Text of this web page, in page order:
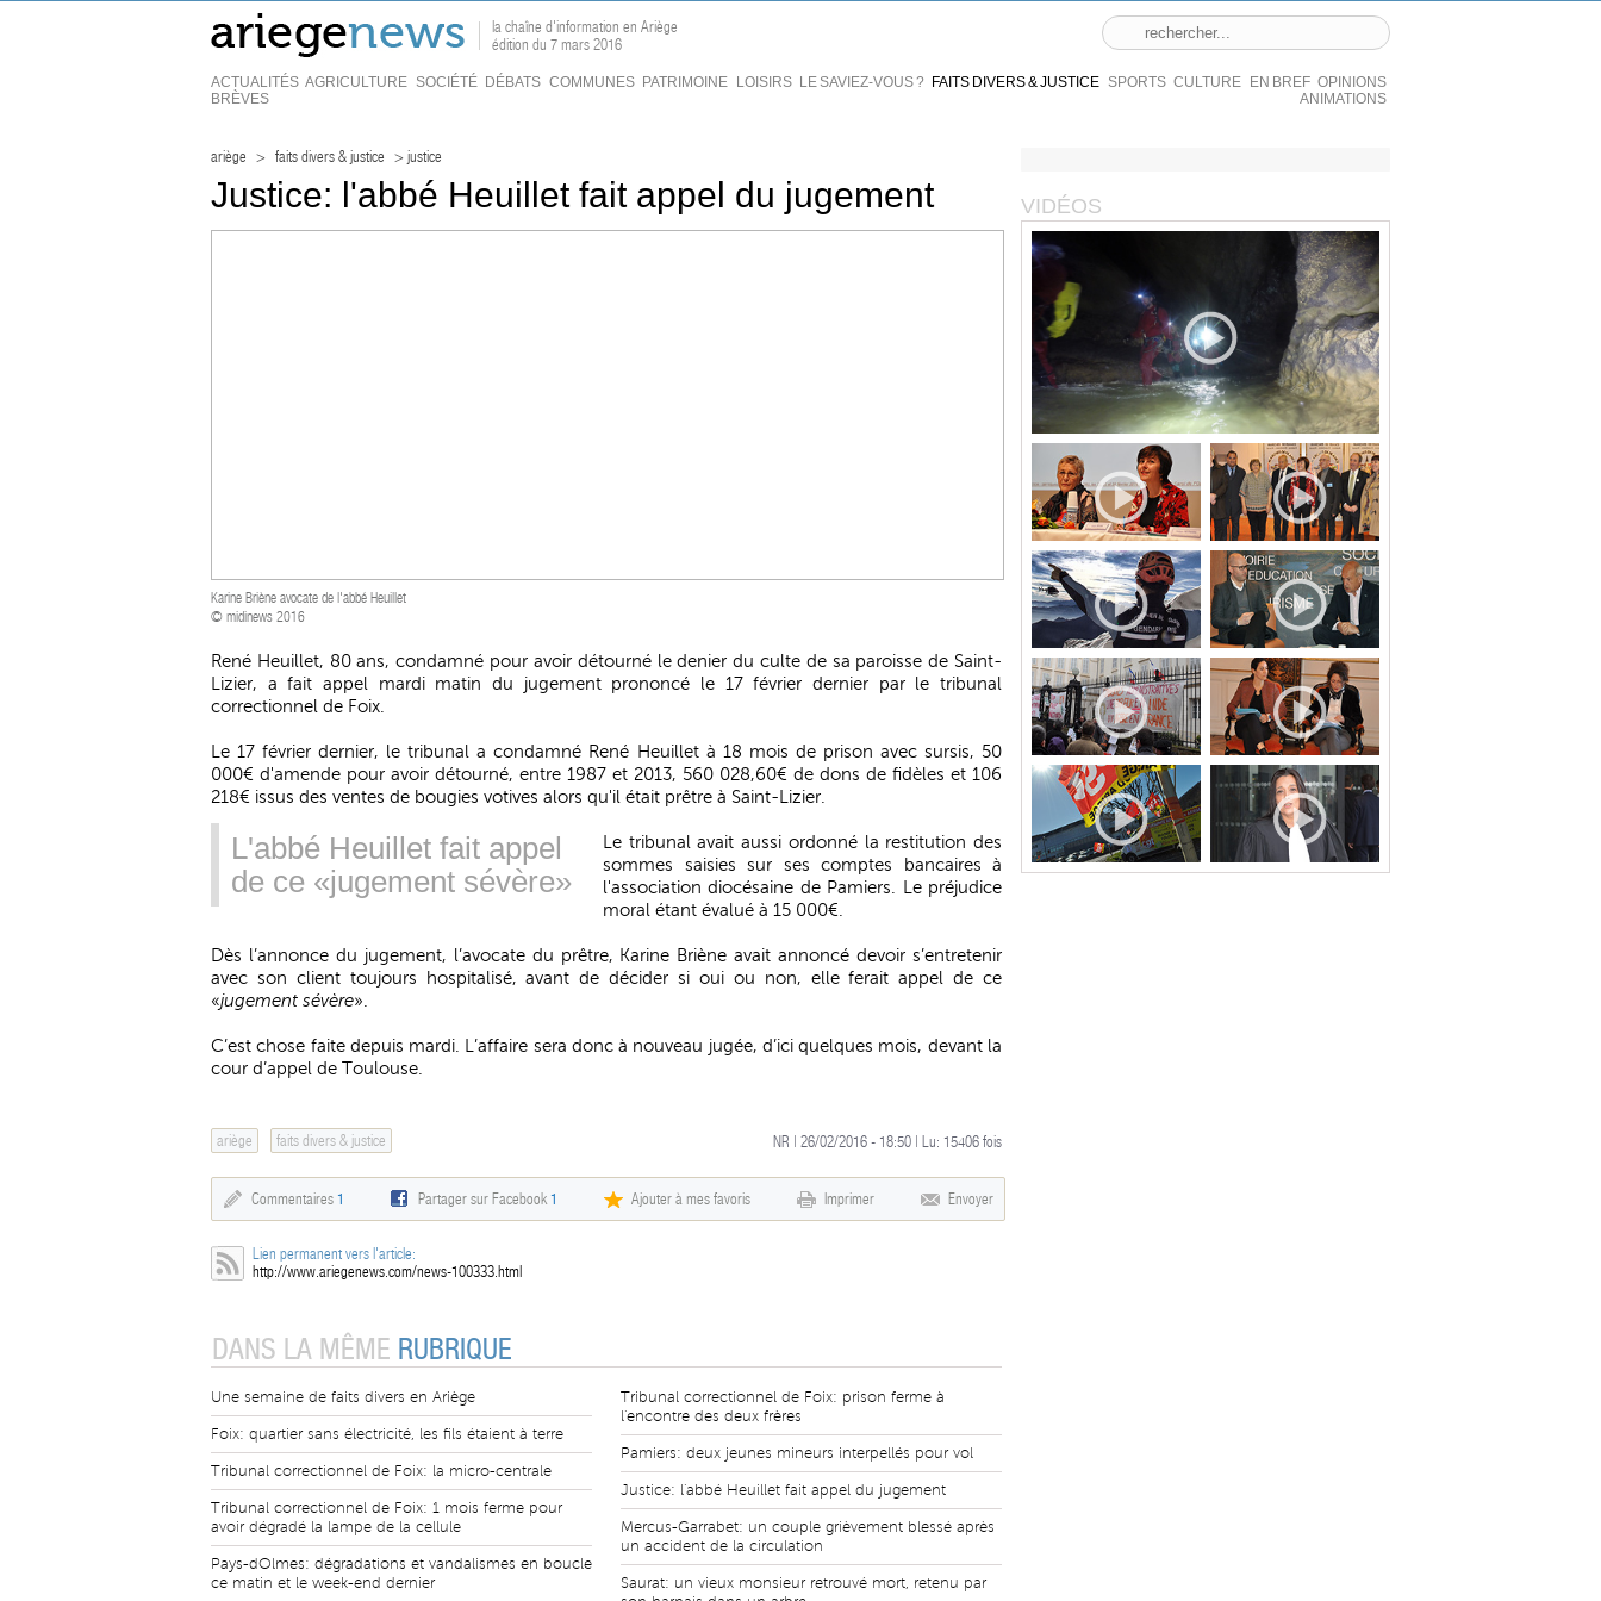
la chaîne d'information en Ariège
édition du 7 mars 2016
ACTUALITÉS AGRICULTURE SOCIÉTÉ DÉBATS COMMUNES PATRIMOINE LOISIRS LE SAVIEZ-VOUS ? FAITS DIVERS & JUSTICE SPORTS CULTURE EN BREF OPINIONS
BRÈVES
ANIMATIONS
ariège > faits divers & justice > justice
Justice: l'abbé Heuillet fait appel du jugement
Karine Briène avocate de l'abbé Heuillet
© midinews 2016
René Heuillet, 80 ans, condamné pour avoir détourné le denier du culte de sa paroisse de Saint-
Lizier, a fait appel mardi matin du jugement prononcé le 17 février dernier par le tribunal
correctionnel de Foix.
Le 17 février dernier, le tribunal a condamné René Heuillet à 18 mois de prison avec sursis, 50
000€ d'amende pour avoir détourné, entre 1987 et 2013, 560 028,60€ de dons de fidèles et 106
218€ issus des ventes de bougies votives alors qu'il était prêtre à Saint-Lizier.
L'abbé Heuillet fait appel
de ce «jugement sévère»
Le tribunal avait aussi ordonné la restitution des
sommes saisies sur ses comptes bancaires à
l'association diocésaine de Pamiers. Le préjudice
moral étant évalué à 15 000€.
Dès l’annonce du jugement, l’avocate du prêtre, Karine Briène avait annoncé devoir s’entretenir
avec son client toujours hospitalisé, avant de décider si oui ou non, elle ferait appel de ce
«jugement sévère».
C’est chose faite depuis mardi. L’affaire sera donc à nouveau jugée, d’ici quelques mois, devant la
cour d’appel de Toulouse.
ariège faits divers & justice NR | 26/02/2016 - 18:50 | Lu: 15406 fois
Commentaires 1 Partager sur Facebook1 Ajouter à mes favoris Imprimer Envoyer
Lien permanent vers l'article:
http://www.ariegenews.com/news-100333.html
DANS LA MÊME RUBRIQUE
Une semaine de faits divers en Ariège
Foix: quartier sans électricité, les fils étaient à terre
Tribunal correctionnel de Foix: la micro-centrale
Tribunal correctionnel de Foix: 1 mois ferme pour
avoir dégradé la lampe de la cellule
Pays-dOlmes: dégradations et vandalismes en boucle
ce matin et le week-end dernier
Tribunal correctionnel de Foix: prison ferme à
l'encontre des deux frères
Pamiers: deux jeunes mineurs interpellés pour vol
Justice: l'abbé Heuillet fait appel du jugement
Mercus-Garrabet: un couple grièvement blessé après
un accident de la circulation
Saurat: un vieux monsieur retrouvé mort, retenu par
VIDÉOS